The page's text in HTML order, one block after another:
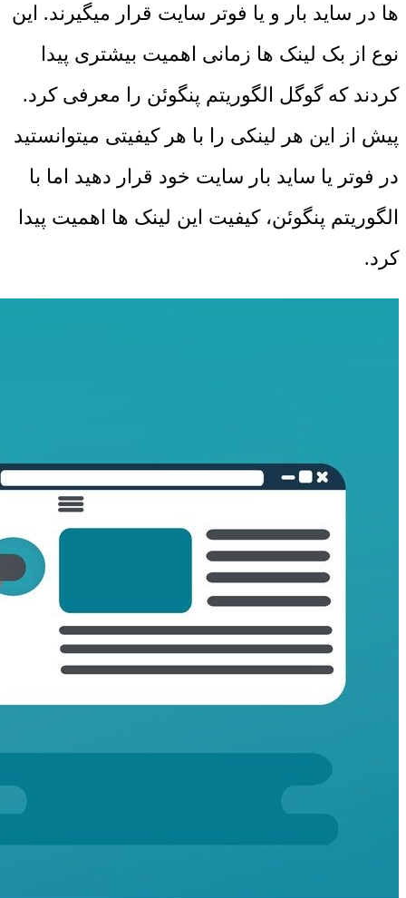
ها در ساید بار و یا فوتر سایت قرار میگیرند. این
نوع از بک لینک ها زمانی اهمیت بیشتری پیدا
کردند که گوگل الگوریتم پنگوئن را معرفی کرد.
پیش از این هر لینکی را با هر کیفیتی میتوانستید
در فوتر یا ساید بار سایت خود قرار دهید اما با
الگوریتم پنگوئن، کیفیت این لینک ها اهمیت پیدا
کرد.